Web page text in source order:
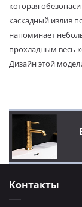
которая
каскадный излив
напоминает
прохладным весь
Дизайн этой
Контакты